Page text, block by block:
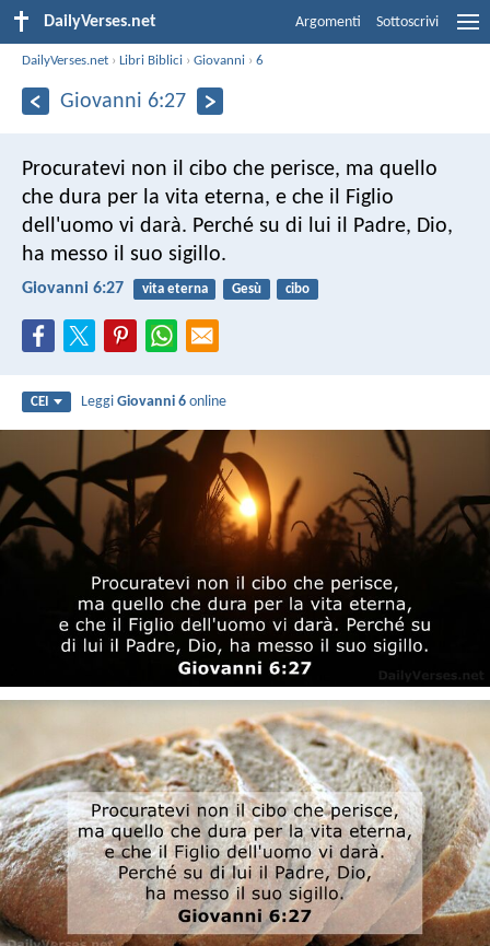
DailyVerses.net Argomenti Sottoscrivi
DailyVerses.net ›Libri Biblici ›Giovanni ›6
Giovanni 6:27
Procuratevi non il cibo che perisce, ma quello
che dura per la vita eterna, e che il Figlio
dell'uomo vi darà. Perché su di lui il Padre, Dio,
ha messo il suo sigillo.
Giovanni 6:27 vita eterna Gesù cibo
CEI LeggiGiovanni 6 online